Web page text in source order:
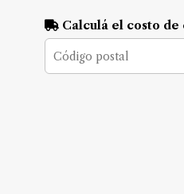
Calculá el costo de